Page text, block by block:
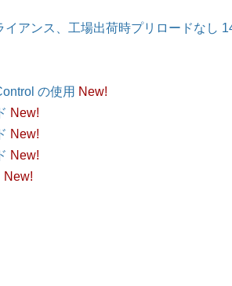
アンス、工場出荷時プリロードなし
の使用 New!
New!
New!
New!
New!